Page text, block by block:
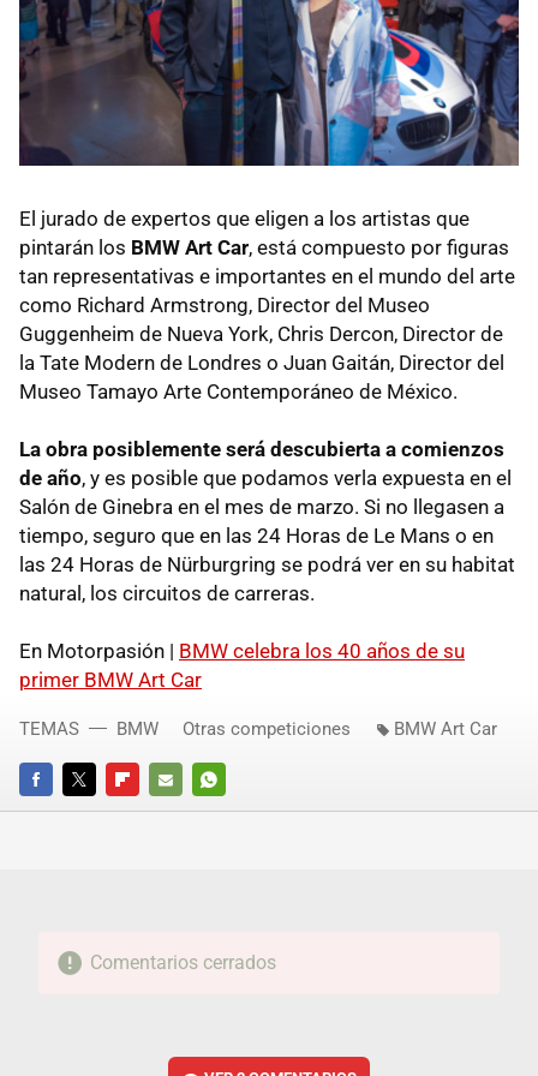
El jurado de expertos que eligen a los artistas que
pintarán los BMW Art Car, está compuesto por figuras
tan representativas e importantes en el mundo del arte
como Richard Armstrong, Director del Museo
Guggenheim de Nueva York, Chris Dercon, Director de
la Tate Modern de Londres o Juan Gaitán, Director del
Museo Tamayo Arte Contemporáneo de México.
La obra posiblemente será descubierta a comienzos
de año, y es posible que podamos verla expuesta en el
Salón de Ginebra en el mes de marzo. Si no llegasen a
tiempo, seguro que en las 24 Horas de Le Mans o en
las 24 Horas de Nürburgring se podrá ver en su habitat
natural, los circuitos de carreras.
En Motorpasión | BMW celebra los 40 años de su
primer BMW Art Car
FACEBOOKTWITTERFLIPBOARD
E-
WHATSAPP
TEMAS BMW Otras competiciones BMW Art Car
Comentarios cerrados